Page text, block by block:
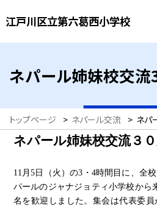
江戸川区立第六葛西小学校
ネパール姉妹校交
トップページ > ネパール交流 > ネパ
ネパール姉妹校交流３
11 月5 日（火）の3 ・ 4時間目に、全
パールのジャナジョティ小学校から
名を歓迎しました。集会は代表委